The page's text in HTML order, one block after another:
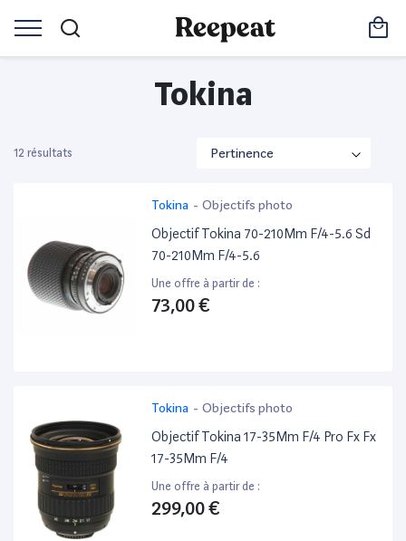
Tokina
12 résultats
Tokina - Objectifs photo
Objectif Tokina 70-210Mm F/4-5.6 Sd
70-210Mm F/4-5.6
Une offre à partir de :
73,00 €
Tokina - Objectifs photo
Objectif Tokina 17-35Mm F/4 Pro Fx Fx
17-35Mm F/4
Une offre à partir de :
299,00 €